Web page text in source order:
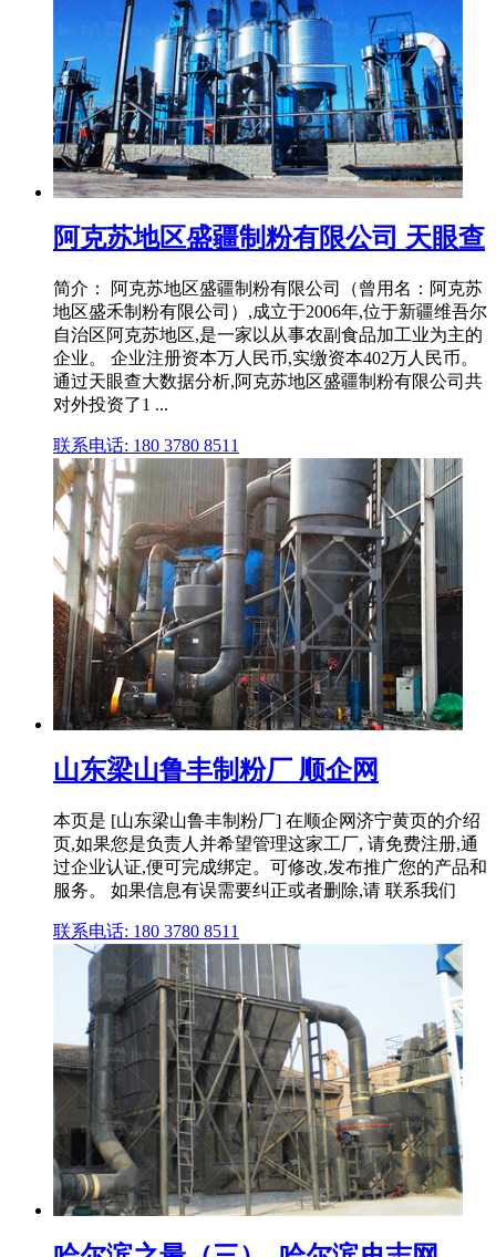
阿克苏地区盛疆制粉有限公司 天眼查
简介： 阿克苏地区盛疆制粉有限公司（曾用名：阿克苏
地区盛禾制粉有限公司）,成立于2006年,位于新疆维吾尔
自治区阿克苏地区,是一家以从事农副食品加工业为主的
企业。 企业注册资本万人民币,实缴资本402万人民币。
通过天眼查大数据分析,阿克苏地区盛疆制粉有限公司共
对外投资了1 ...
联系电话: 180 3780 8511
山东梁山鲁丰制粉厂 顺企网
本页是 [山东梁山鲁丰制粉厂] 在顺企网济宁黄页的介绍
页,如果您是负责人并希望管理这家工厂, 请免费注册,通
过企业认证,便可完成绑定。可修改,发布推广您的产品和
服务。 如果信息有误需要纠正或者删除,请 联系我们
联系电话: 180 3780 8511